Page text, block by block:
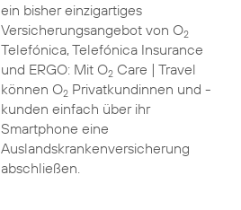
ein bisher einzigartiges
Versicherungsangebot von O2
Telefónica, Telefónica Insurance
und ERGO: Mit O2Care | Travel
können O2Privatkundinnen und -
kunden einfach über ihr
Smartphone eine
Auslandskrankenversicherung
abschließen.